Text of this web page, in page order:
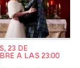
23 DE
A LAS 23:00